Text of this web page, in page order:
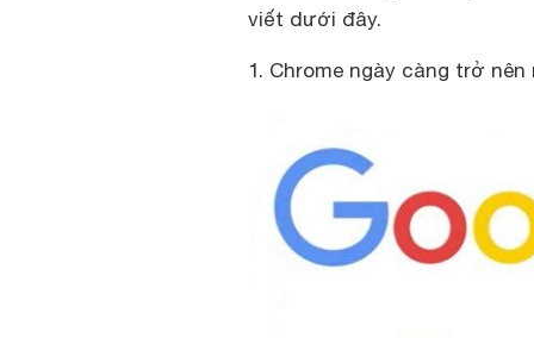
viết dưới đây.
1. Chrome ngày càng trở nên